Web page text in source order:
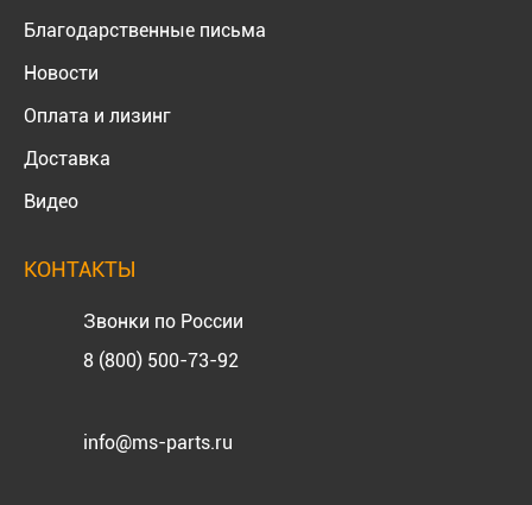
Благодарственные письма
Новости
Оплата и лизинг
Доставка
Видео
КОНТАКТЫ
Звонки по России
8 (800) 500-73-92
info@ms-parts.ru